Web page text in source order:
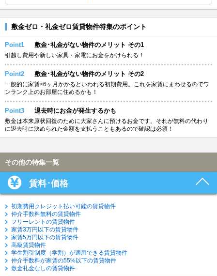
敷金ゼロ・礼金ゼロ賃貸物件特集のポイント
Point1 敷金･礼金がない物件のメリット その1
引越し費用や新しい家具・家電にお金をかけられる！
Point2 敷金･礼金がない物件のメリット その2
一般的に家賃×6ヶ月かかるといわれる初期費用。これを家賃にまわせるのでワ
ンランク上のお部屋に住めるかも！
Point3 退去時にお金が発生するかも
敷金は本来原状回復のために大家さんに預けるお金です。それが無料の代わり
に退去時に決められた金額を支払うこともあるので確認は必須！
その他の特集一覧
賃料･価格
初期費用クレジット払い可能の賃貸物件
仲介手数料無料の賃貸物件
フリーレントの賃貸物件
家賃3万円以下の賃貸物件
家賃5万円以下の賃貸物件
高級賃貸物件
学生割引制度（学割）が適用できる賃貸物件
仲介手数料が家賃の55%以下の賃貸物件
敷金礼金なしの賃貸物件